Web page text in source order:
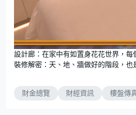
設計廊：在家中有如置身花花世界，
裝修解密：天、地、牆做好的階段，
財金總覽 財經資訊 樓盤傳